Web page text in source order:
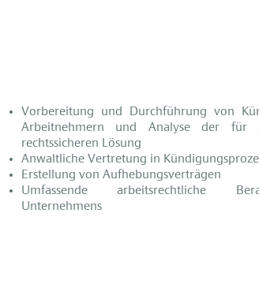
Vorbereitung und Durchführung von
Arbeitnehmern und Analyse der für
rechtssicheren Lösung
Anwaltliche Vertretung in
Erstellung von Aufhebungsverträgen
Umfassende arbeitsrechtliche
Unternehmens